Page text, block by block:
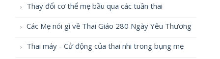
Thay đổi cơ thể mẹ bầu qua các tuần thai
Các Mẹ nói gì về Thai Giáo 280 Ngày Yêu Thương
Thai máy - Cử động của thai nhi trong bụng mẹ